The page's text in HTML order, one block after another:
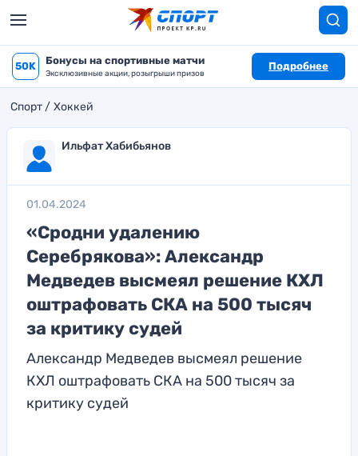
50K Бонусы на спортивные матчи
Эксклюзивные акции, розыгрыши призов
Подробнее
Спорт Хоккей
Ильфат Хабибьянов
01.04.2024
«Сродни удалению
Серебрякова»: Александр
Медведев высмеял решение КХЛ
оштрафовать СКА на 500 тысяч
за критику судей
Александр Медведев высмеял решение
КХЛ оштрафовать СКА на 500 тысяч за
критику судей